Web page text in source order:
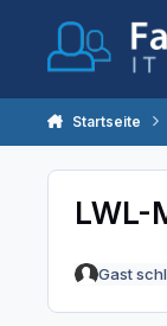
Startseite
LWL-
Gast